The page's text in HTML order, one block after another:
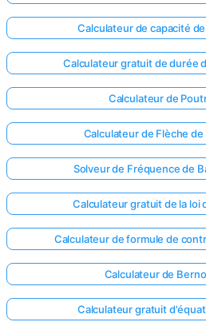
Calculateur de capacité
Calculateur gratuit de durée
Calculateur de
Calculateur de Flèche
Solveur de Fréquence de
Calculateur gratuit de la loi
Calculateur de formule de
Calculateur de
Calculateur gratuit